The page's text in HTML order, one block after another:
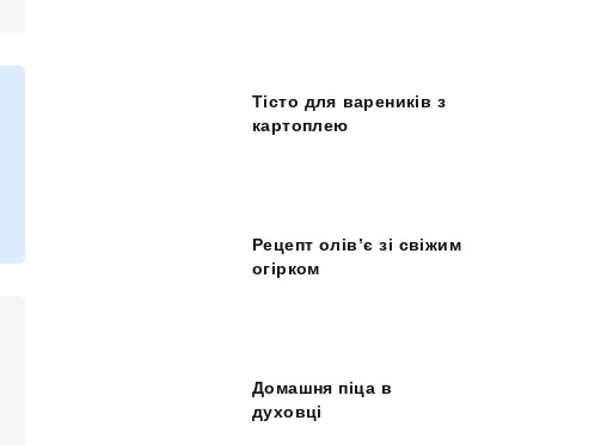
Тісто для вареників з
картоплею
Рецепт олів’є зі свіжим
огірком
Домашня піца в
духовці